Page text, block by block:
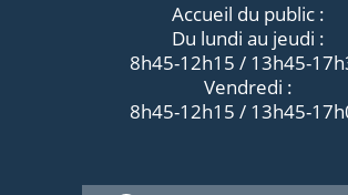
Accueil du public :
Du lundi au jeudi :
8h45-12h15 / 13h45-
Vendredi :
8h45-12h15 / 13h45-